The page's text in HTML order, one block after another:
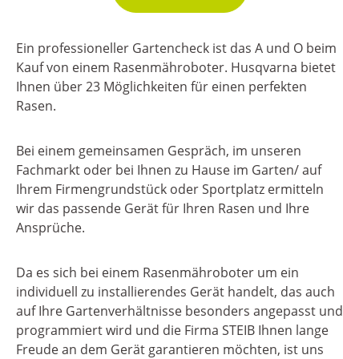
Ein professioneller Gartencheck ist das A und O beim
Kauf von einem Rasenmähroboter. Husqvarna bietet
Ihnen über 23 Möglichkeiten für einen perfekten
Rasen.
Bei einem gemeinsamen Gespräch, im unseren
Fachmarkt oder bei Ihnen zu Hause im Garten/ auf
Ihrem Firmengrundstück oder Sportplatz ermitteln
wir das passende Gerät für Ihren Rasen und Ihre
Ansprüche.
Da es sich bei einem Rasenmähroboter um ein
individuell zu installierendes Gerät handelt, das auch
auf Ihre Gartenverhältnisse besonders angepasst und
programmiert wird und die Firma STEIB Ihnen lange
Freude an dem Gerät garantieren möchten, ist uns